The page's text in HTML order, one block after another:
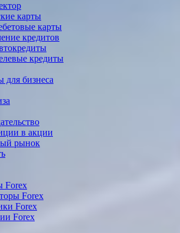
карты
карты
кредитов
кредиты
для бизнеса
в акции
рынок
Forex
Forex
Forex
Forex